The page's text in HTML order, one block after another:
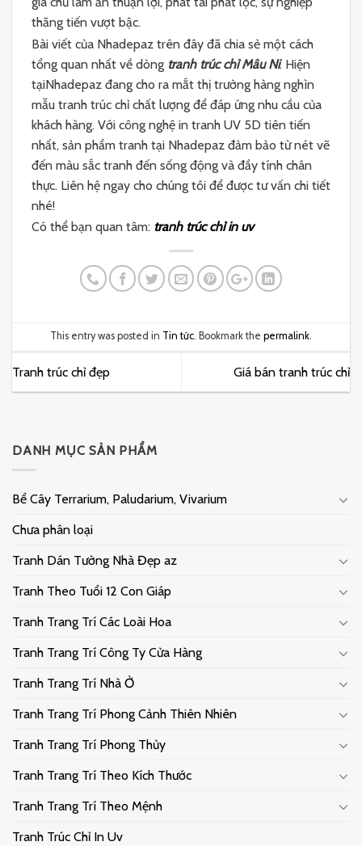
thăng tiến vượt bậc.
Bài viết của Nhadepaz trên đây đã chia sẻ một cách
tổng quan nhất về dòng tranh trúc chỉ Mâu Ni. Hiện
tạiNhadepaz đang cho ra mắt thị trường hàng nghìn
mẫu tranh trúc chỉ chất lượng để đáp ứng nhu cầu của
khách hàng. Với công nghệ in tranh UV 5D tiên tiến
nhất, sản phẩm tranh tại Nhadepaz đảm bảo từ nét vẽ
đến màu sắc tranh đến sống động và đầy tính chân
thực. Liên hệ ngay cho chúng tôi để được tư vấn chi tiết
nhé!
Có thể bạn quan tâm: tranh trúc chỉ in uv
This entry was posted in Tin tức. Bookmark the permalink.
Tranh trúc chỉ đẹp Giá bán tranh trúc chỉ
DANH MỤC SẢN PHẨM
Bể Cây Terrarium, Paludarium, Vivarium
Chưa phân loại
Tranh Dán Tường Nhà Đẹp az
Tranh Theo Tuổi 12 Con Giáp
Tranh Trang Trí Các Loài Hoa
Tranh Trang Trí Công Ty Cửa Hàng
Tranh Trang Trí Nhà Ở
Tranh Trang Trí Phong Cảnh Thiên Nhiên
Tranh Trang Trí Phong Thủy
Tranh Trang Trí Theo Kích Thước
Tranh Trang Trí Theo Mệnh
Tranh Trúc Chỉ In Uv